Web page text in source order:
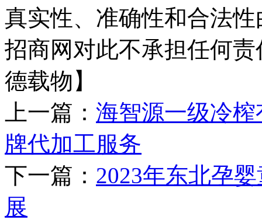
真实性、准确性和合法
招商网对此不承担任何
德载物】
上一篇： 海智源一级冷
牌代加工服务
下一篇： 2023年东北孕
展